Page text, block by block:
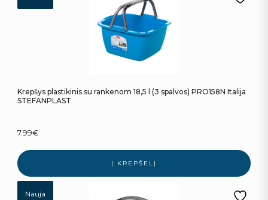
Krepšys plastikinis su rankenom 18,5 l (3 spalvos) PRO158N Italija
STEFANPLAST
7.99€
Į KREPŠELĮ
Nauja